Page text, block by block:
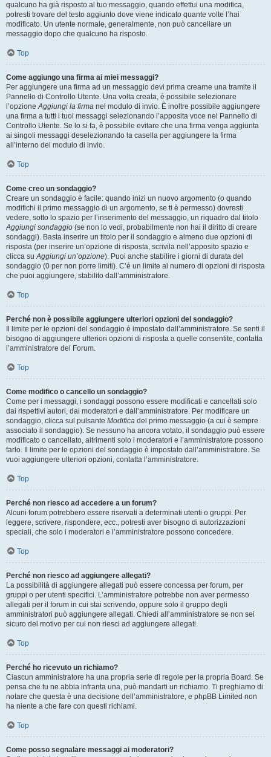
qualcuno ha già risposto al tuo messaggio, quando effettui una modifica,
potresti trovare del testo aggiunto dove viene indicato quante volte l’hai
modificato. Un utente normale, generalmente, non può cancellare un
messaggio dopo che qualcuno ha risposto.
Top
Come aggiungo una firma ai miei messaggi?
Per aggiungere una firma ad un messaggio devi prima crearne una tramite il
Pannello di Controllo Utente. Una volta creata, è possibile selezionare
l’opzioneAggiungi la firma nel modulo di invio. È inoltre possibile aggiungere
una firma a tutti i tuoi messaggi selezionando l’apposita voce nel Pannello di
Controllo Utente. Se lo si fa, è possibile evitare che una firma venga aggiunta
ai singoli messaggi deselezionando la casella per aggiungere la firma
all’interno del modulo di invio.
Top
Come creo un sondaggio?
Creare un sondaggio è facile: quando inizi un nuovo argomento (o quando
modifichi il primo messaggio di un argomento, se ti è permesso) dovresti
vedere, sotto lo spazio per l’inserimento del messaggio, un riquadro dal titolo
Aggiungi sondaggio (se non lo vedi, probabilmente non hai il diritto di creare
sondaggi). Basta inserire un titolo per il sondaggio e almeno due opzioni di
risposta (per inserire un’opzione di risposta, scrivila nell’apposito spazio e
clicca suAggiungi un’opzione). Puoi anche stabilire i giorni di durata del
sondaggio (0 per non porre limiti). C’è un limite al numero di opzioni di risposta
che puoi aggiungere, stabilito dall’amministratore.
Top
Perché non è possibile aggiungere ulteriori opzioni del sondaggio?
Il limite per le opzioni del sondaggio è impostato dall’amministratore. Se senti il
bisogno di aggiungere ulteriori opzioni di risposta a quelle consentite, contatta
l’amministratore del Forum.
Top
Come modifico o cancello un sondaggio?
Come per i messaggi, i sondaggi possono essere modificati e cancellati solo
dai rispettivi autori, dai moderatori e dall’amministratore. Per modificare un
sondaggio, clicca sul pulsante Modifica del primo messaggio (a cui è sempre
associato il sondaggio). Se nessuno ha ancora votato, il sondaggio può essere
modificato o cancellato, altrimenti solo i moderatori e l’amministratore possono
farlo. Il limite per le opzioni del sondaggio è impostato dall’amministratore. Se
vuoi aggiungere ulteriori opzioni, contatta l’amministratore.
Top
Perché non riesco ad accedere a un forum?
Alcuni forum potrebbero essere riservati a determinati utenti o gruppi. Per
leggere, scrivere, rispondere, ecc., potresti aver bisogno di autorizzazioni
speciali, che solo i moderatori e l’amministratore possono concedere.
Top
Perché non riesco ad aggiungere allegati?
La possibilità di aggiungere allegati può essere concessa per forum, per
gruppi o per utenti specifici. L’amministratore potrebbe non aver permesso
allegati per il forum in cui stai scrivendo, oppure solo il gruppo degli
amministratori può aggiungere allegati. Chiedi all’amministratore se non sei
sicuro del motivo per cui non riesci ad aggiungere allegati.
Top
Perché ho ricevuto un richiamo?
Ciascun amministratore ha una propria serie di regole per la propria Board. Se
pensa che tu ne abbia infranta una, può mandarti un richiamo. Ti preghiamo di
notare che questa è una decisione dell’amministratore, e phpBB Limited non
ha niente a che fare con questi richiami.
Top
Come posso segnalare messaggi ai moderatori?